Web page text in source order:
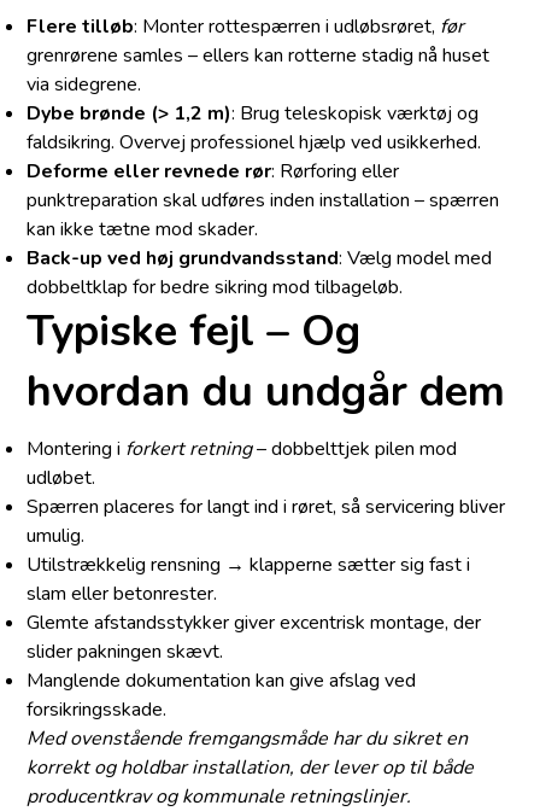
Flere tilløb: Monter rottespærren i udløbsrøret, før
grenrørene samles – ellers kan rotterne stadig nå huset
via sidegrene.
Dybe brønde (> 1,2 m): Brug teleskopisk værktøj og
faldsikring. Overvej professionel hjælp ved usikkerhed.
Deforme eller revnede rør: Rørforing eller
punktreparation skal udføres inden installation – spærren
kan ikke tætne mod skader.
Back-up ved høj grundvandsstand: Vælg model med
dobbeltklap for bedre sikring mod tilbageløb.
Typiske fejl – Og
hvordan du undgår dem
Montering i forkert retning– dobbelttjek pilen mod
udløbet.
Spærren placeres for langt ind i røret, så servicering bliver
umulig.
Utilstrækkelig rensning → klapperne sætter sig fast i
slam eller betonrester.
Glemte afstandsstykker giver excentrisk montage, der
slider pakningen skævt.
Manglende dokumentation kan give afslag ved
forsikringsskade.
Med ovenstående fremgangsmåde har du sikret en
korrekt og holdbar installation, der lever op til både
producent­krav og kommunale retningslinjer.